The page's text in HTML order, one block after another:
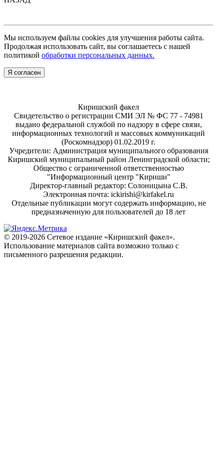
Мы используем файлы cookies для улучшения работы сайта.
Продолжая использовать сайт, вы соглашаетесь с нашей
политикой обработки персональных данных.
Я согласен
Киришский факел
Свидетельство о регистрации СМИ ЭЛ № ФС 77 - 74981
выдано федеральной службой по надзору в сфере связи,
информационных технологий и массовых коммуникаций
(Роскомнадзор) 01.02.2019 г.
Учредители: Администрация муниципального образования
Киришский муниципальный район Ленинградской области;
Общество с ограниченной ответственностью
"Информационный центр "Кириши"
Директор-главный редактор: Солоницына С.В.
Электронная почта: ickirishi@kirfakel.ru
Отдельные публикации могут содержать информацию, не
предназначенную для пользователей до 18 лет
© 2019-2026 Сетевое издание «Киришский факел».
Использование материалов сайта возможно только с
письменного разрешения редакции.